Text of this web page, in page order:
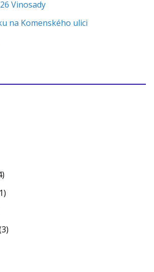
Vinosady
na Komenského ulici